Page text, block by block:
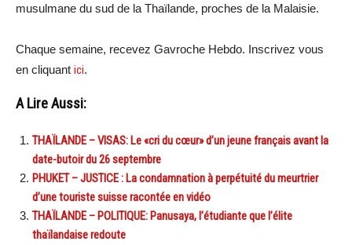
musulmane du sud de la Thaïlande, proches de la Malaisie.
Chaque semaine, recevez Gavroche Hebdo. Inscrivez vous
en cliquant ici.
A Lire Aussi:
THAÏLANDE – VISAS: Le «cri du cœur» d’un jeune français avant la
date-butoir du 26 septembre
PHUKET – JUSTICE : La condamnation à perpétuité du meurtrier
d’une touriste suisse racontée en vidéo
THAÏLANDE – POLITIQUE: Panusaya, l’étudiante que l’élite
thaïlandaise redoute